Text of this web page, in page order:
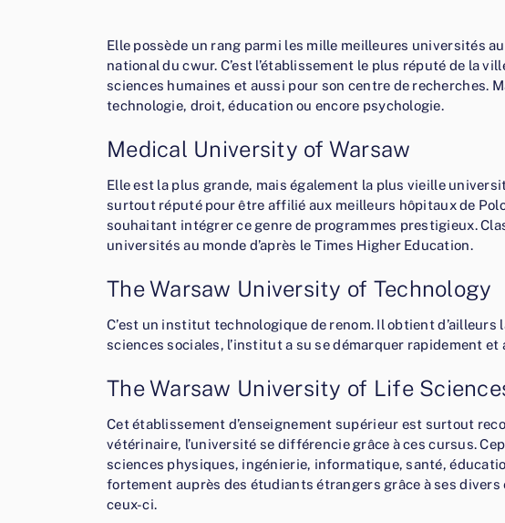
Elle possède un rang parmi les mille meilleures universités
national du cwur. C’est l’établissement le plus réputé de la
sciences humaines et aussi pour son centre de recherches.
technologie, droit, éducation ou encore psychologie.
Medical University of Warsaw
Elle est la plus grande, mais également la plus vieille
surtout réputé pour être affilié aux meilleurs hôpitaux de
souhaitant intégrer ce genre de programmes prestigieux.
universités au monde d’après le Times Higher Education.
The Warsaw University of Technology
C’est un institut technologique de renom. Il obtient
sciences sociales, l’institut a su se démarquer rapidement
The Warsaw University of Life
Cet établissement d’enseignement supérieur est surtout
vétérinaire, l’université se différencie grâce à ces cursus.
sciences physiques, ingénierie, informatique, santé,
fortement auprès des étudiants étrangers grâce à ses
ceux-ci.